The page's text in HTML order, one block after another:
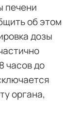
печени
об этом
дозы
часов до
органа,